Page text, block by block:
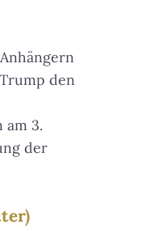
den
am 3.
der